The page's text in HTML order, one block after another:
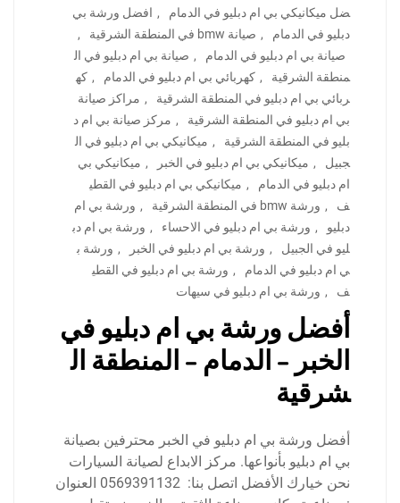
ضل ميكانيكي بي ام دبليو في الدمام
, افضل ورشة بي
دبليو في الدمام
, صيانة bmw في المنطقة الشرقية
,
صيانة بي ام دبليو في الدمام
, صيانة بي ام دبليو في ال
منطقة الشرقية
, كهربائي بي ام دبليو في الدمام , كه
ربائي بي ام دبليو في المنطقة الشرقية
, مراكز صيانة
بي ام دبليو في المنطقة الشرقية
, مركز صيانة بي ام د
بليو في المنطقة الشرقية
, ميكانيكي بي ام دبليو في ال
جبيل
, ميكانيكي بي ام دبليو في الخبر , ميكانيكي بي
ام دبليو في الدمام
, ميكانيكي بي ام دبليو في القطي
ف
, ورشة bmw في المنطقة الشرقية , ورشة بي ام
دبليو
, ورشة بي ام دبليو في الاحساء , ورشة بي ام دب
ليو في الجبيل
, ورشة بي ام دبليو في الخبر , ورشة ب
ي ام دبليو في الدمام
, ورشة بي ام دبليو في القطي
ف
, ورشة بي ام دبليو في سيهات
أفضل ورشة بي ام دبليو في
الخبر – الدمام – المنطقة ال
شرقية
أفضل ورشة بي ام دبليو في الخبر محترفين بصيانة
بي ام دبليو بأنواعها. مركز الابداع لصيانة السيارات
نحن خيارك الأفضل اتصل بنا: 0569391132 العنوان